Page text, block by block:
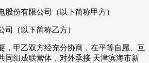
股份有限公司（以下简称甲方）
（以下简称乙方）
，甲乙双方经充分协商，在平等自愿、互
同组成联营体，对外承接 天津滨海市新